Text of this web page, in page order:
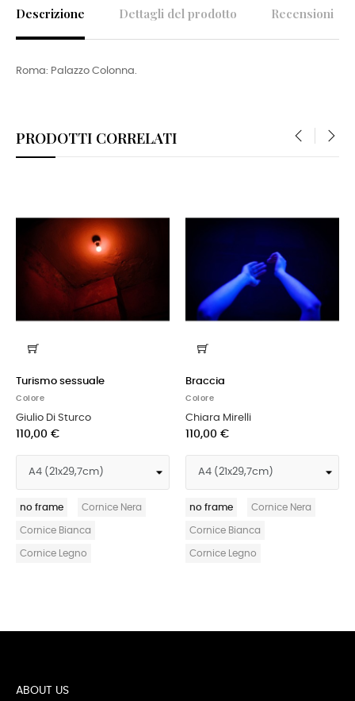
Descrizione Dettagli del prodotto Recensioni
Roma: Palazzo Colonna.
PRODOTTI CORRELATI
Turismo sessuale
Colore
Giulio Di Sturco
110,00 €
no frame Cornice Nera
Cornice Bianca
Cornice Legno
Braccia
Colore
Chiara Mirelli
110,00 €
no frame Cornice Nera
Cornice Bianca
Cornice Legno
ABOUT US